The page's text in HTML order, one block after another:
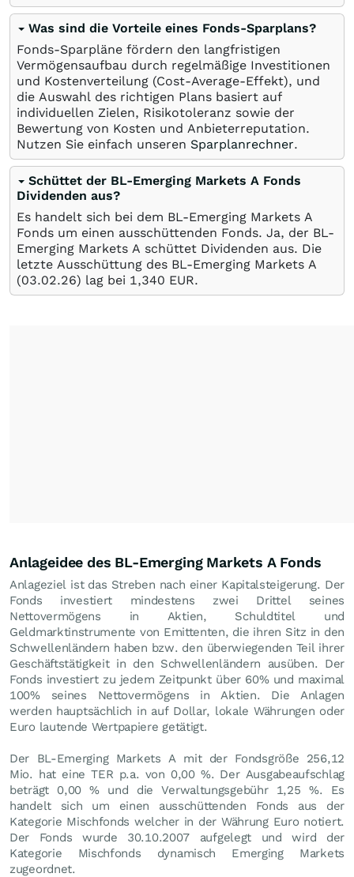
Was sind die Vorteile eines Fonds-Sparplans?
Fonds-Sparpläne fördern den langfristigen
Vermögensaufbau durch regelmäßige Investitionen
und Kostenverteilung (Cost-Average-Effekt), und
die Auswahl des richtigen Plans basiert auf
individuellen Zielen, Risikotoleranz sowie der
Bewertung von Kosten und Anbieterreputation.
Nutzen Sie einfach unseren Sparplanrechner.
Schüttet der BL-Emerging Markets A Fonds
Dividenden aus?
Es handelt sich bei dem BL-Emerging Markets A
Fonds um einen ausschüttenden Fonds. Ja, der BL-
Emerging Markets A schüttet Dividenden aus. Die
letzte Ausschüttung des BL-Emerging Markets A
(03.02.26) lag bei 1,340 EUR.
Anlageidee des BL-Emerging Markets A Fonds
Anlageziel ist das Streben nach einer Kapitalsteigerung. Der
Fonds investiert mindestens zwei Drittel seines
Nettovermögens in Aktien, Schuldtitel und
Geldmarktinstrumente von Emittenten, die ihren Sitz in den
Schwellenländern haben bzw. den überwiegenden Teil ihrer
Geschäftstätigkeit in den Schwellenländern ausüben. Der
Fonds investiert zu jedem Zeitpunkt über 60% und maximal
100% seines Nettovermögens in Aktien. Die Anlagen
werden hauptsächlich in auf Dollar, lokale Währungen oder
Euro lautende Wertpapiere getätigt.
Der BL-Emerging Markets A mit der Fondsgröße 256,12
Mio. hat eine TER p.a. von 0,00 %. Der Ausgabeaufschlag
beträgt 0,00 % und die Verwaltungsgebühr 1,25 %. Es
handelt sich um einen ausschüttenden Fonds aus der
Kategorie Mischfonds welcher in der Währung Euro notiert.
Der Fonds wurde 30.10.2007 aufgelegt und wird der
Kategorie Mischfonds dynamisch Emerging Markets
zugeordnet.